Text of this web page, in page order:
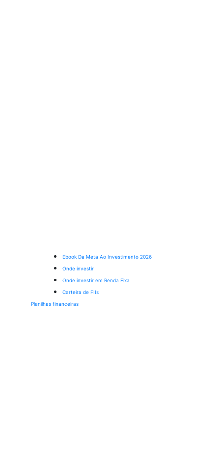
Ebook Da Meta Ao Investimento 2026
Onde investir
Onde investir em Renda Fixa
Carteira de FIIs
Planilhas financeiras